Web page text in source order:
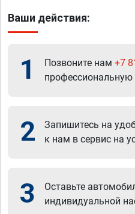
Ваши действия:
1 Позвоните нам +7
профессиональную
2
Запишитесь на
к нам в сервис на
3
Оставьте
индивидуальной